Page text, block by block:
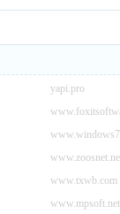
yapi.pro
www.txwb.com
www.mpsoft.net